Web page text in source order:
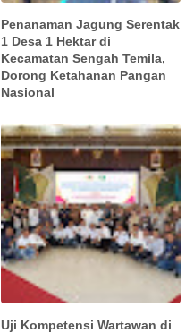
Penanaman Jagung Serentak
1 Desa 1 Hektar di
Kecamatan Sengah Temila,
Dorong Ketahanan Pangan
Nasional
Uji Kompetensi Wartawan di